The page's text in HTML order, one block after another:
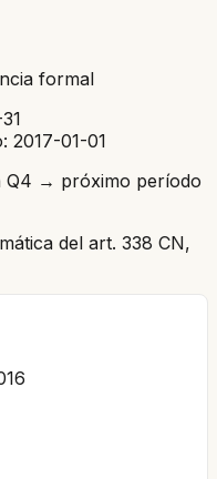
formal
2017-01-01
Q4 → próximo período
del art. 338 CN,